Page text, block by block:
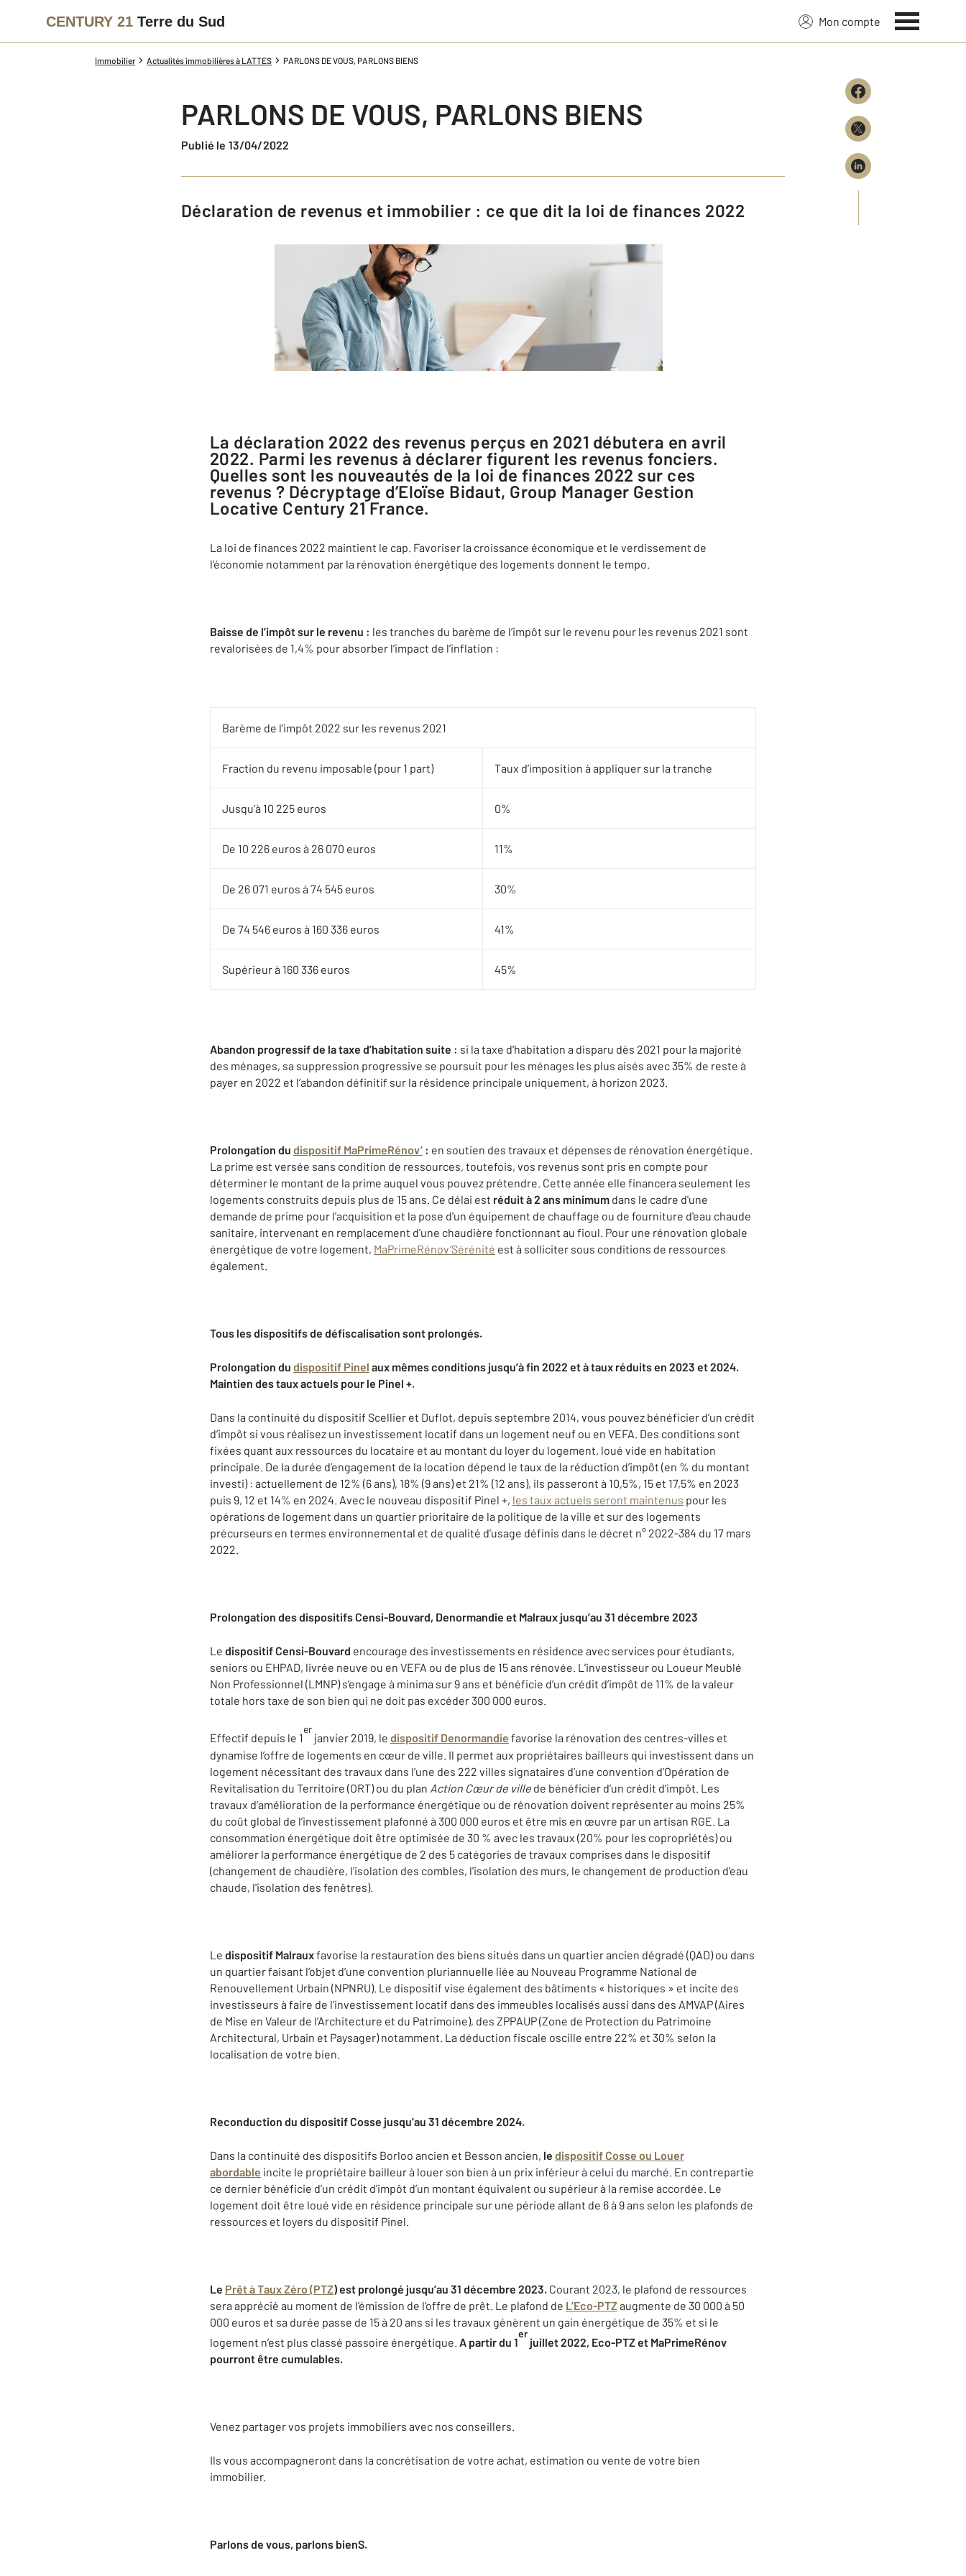
CENTURY 21 Terre du Sud Mon compte
Immobilier Actualités immobilières à LATTES PARLONS DE VOUS, PARLONS BIENS
PARLONS DE VOUS, PARLONS BIENS
Publié le 13/04/2022
Déclaration de revenus et immobilier : ce que dit la loi de finances 2022
La déclaration 2022 des revenus perçus en 2021 débutera en avril
2022. Parmi les revenus à déclarer figurent les revenus fonciers.
Quelles sont les nouveautés de la loi de finances 2022 sur ces
revenus ? Décryptage d’Eloïse Bidaut, Group Manager Gestion
Locative Century 21 France.
La loi de finances 2022 maintient le cap. Favoriser la croissance économique et le verdissement de
l’économie notamment par la rénovation énergétique des logements donnent le tempo.
Baisse de l’impôt sur le revenu : les tranches du barème de l’impôt sur le revenu pour les revenus 2021 sont
revalorisées de 1,4% pour absorber l’impact de l’inflation :
Barème de l’impôt 2022 sur les revenus 2021
Fraction du revenu imposable (pour 1 part) Taux d’imposition à appliquer sur la tranche
Jusqu’à 10 225 euros 0%
De 10 226 euros à 26 070 euros 11%
De 26 071 euros à 74 545 euros 30%
De 74 546 euros à 160 336 euros 41%
Supérieur à 160 336 euros 45%
Abandon progressif de la taxe d’habitation suite : si la taxe d’habitation a disparu dès 2021 pour la majorité
des ménages, sa suppression progressive se poursuit pour les ménages les plus aisés avec 35% de reste à
payer en 2022 et l’abandon définitif sur la résidence principale uniquement, à horizon 2023.
Prolongation du dispositif MaPrimeRénov’ : en soutien des travaux et dépenses de rénovation énergétique.
La prime est versée sans condition de ressources, toutefois, vos revenus sont pris en compte pour
déterminer le montant de la prime auquel vous pouvez prétendre. Cette année elle financera seulement les
logements construits depuis plus de 15 ans. Ce délai est réduit à 2 ans minimum dans le cadre d'une
demande de prime pour l'acquisition et la pose d'un équipement de chauffage ou de fourniture d'eau chaude
sanitaire, intervenant en remplacement d'une chaudière fonctionnant au fioul. Pour une rénovation globale
énergétique de votre logement, MaPrimeRénov’Sérénité est à solliciter sous conditions de ressources
également.
Tous les dispositifs de défiscalisation sont prolongés.
Prolongation du dispositif Pinel aux mêmes conditions jusqu’à fin 2022 et à taux réduits en 2023 et 2024.
Maintien des taux actuels pour le Pinel +.
Dans la continuité du dispositif Scellier et Duflot, depuis septembre 2014, vous pouvez bénéficier d’un crédit
d’impôt si vous réalisez un investissement locatif dans un logement neuf ou en VEFA. Des conditions sont
fixées quant aux ressources du locataire et au montant du loyer du logement, loué vide en habitation
principale. De la durée d’engagement de la location dépend le taux de la réduction d’impôt (en % du montant
investi) : actuellement de 12% (6 ans), 18% (9 ans) et 21% (12 ans), ils passeront à 10,5%, 15 et 17,5% en 2023
puis 9, 12 et 14% en 2024. Avec le nouveau dispositif Pinel +, les taux actuels seront maintenus pour les
opérations de logement dans un quartier prioritaire de la politique de la ville et sur des logements
précurseurs en termes environnemental et de qualité d’usage définis dans le décret n° 2022-384 du 17 mars
2022.
Prolongation des dispositifs Censi-Bouvard, Denormandie et Malraux jusqu’au 31 décembre 2023
Le dispositif Censi-Bouvard encourage des investissements en résidence avec services pour étudiants,
seniors ou EHPAD, livrée neuve ou en VEFA ou de plus de 15 ans rénovée. L’investisseur ou Loueur Meublé
Non Professionnel (LMNP) s’engage à minima sur 9 ans et bénéficie d’un crédit d’impôt de 11% de la valeur
totale hors taxe de son bien qui ne doit pas excéder 300 000 euros.
Effectif depuis le 1
er
janvier 2019, le dispositif Denormandie favorise la rénovation des centres-villes et
dynamise l’offre de logements en cœur de ville. Il permet aux propriétaires bailleurs qui investissent dans un
logement nécessitant des travaux dans l’une des 222 villes signataires d’une convention d’Opération de
Revitalisation du Territoire (ORT) ou du plan Action Cœur de ville de bénéficier d’un crédit d’impôt. Les
travaux d’amélioration de la performance énergétique ou de rénovation doivent représenter au moins 25%
du coût global de l’investissement plafonné à 300 000 euros et être mis en œuvre par un artisan RGE. La
consommation énergétique doit être optimisée de 30 % avec les travaux (20% pour les copropriétés) ou
améliorer la performance énergétique de 2 des 5 catégories de travaux comprises dans le dispositif
(changement de chaudière, l'isolation des combles, l'isolation des murs, le changement de production d'eau
chaude, l'isolation des fenêtres).
Le dispositif Malrauxfavorise la restauration des biens situés dans un quartier ancien dégradé (QAD) ou dans
un quartier faisant l’objet d’une convention pluriannuelle liée au Nouveau Programme National de
Renouvellement Urbain (NPNRU). Le dispositif vise également des bâtiments « historiques » et incite des
investisseurs à faire de l’investissement locatif dans des immeubles localisés aussi dans des AMVAP (Aires
de Mise en Valeur de l’Architecture et du Patrimoine), des ZPPAUP (Zone de Protection du Patrimoine
Architectural, Urbain et Paysager) notamment. La déduction fiscale oscille entre 22% et 30% selon la
localisation de votre bien.
Reconduction du dispositif Cosse jusqu’au 31 décembre 2024.
Dans la continuité des dispositifs Borloo ancien et Besson ancien, le dispositif Cosse ou Louer
abordable incite le propriétaire bailleur à louer son bien à un prix inférieur à celui du marché. En contrepartie
ce dernier bénéficie d’un crédit d’impôt d’un montant équivalent ou supérieur à la remise accordée. Le
logement doit être loué vide en résidence principale sur une période allant de 6 à 9 ans selon les plafonds de
ressources et loyers du dispositif Pinel.
Le Prêt à Taux Zéro (PTZ) est prolongé jusqu’au 31 décembre 2023. Courant 2023, le plafond de ressources
sera apprécié au moment de l’émission de l’offre de prêt. Le plafond de L’Eco-PTZaugmente de 30 000 à 50
000 euros et sa durée passe de 15 à 20 ans si les travaux génèrent un gain énergétique de 35% et si le
logement n’est plus classé passoire énergétique. A partir du 1
er
juillet 2022, Eco-PTZ et MaPrimeRénov
pourront être cumulables.
Venez partager vos projets immobiliers avec nos conseillers.
Ils vous accompagneront dans la concrétisation de votre achat, estimation ou vente de votre bien
immobilier.
Parlons de vous, parlons bienS.